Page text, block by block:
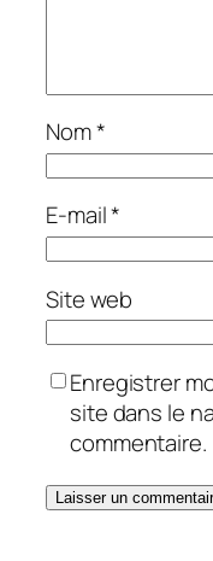
Nom*
E-mail*
Site web
Enregistrer
site dans le
commentaire.